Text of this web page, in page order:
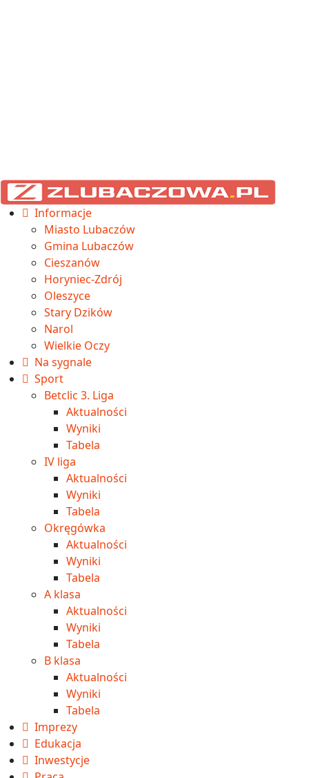
Informacje
Miasto Lubaczów
Gmina Lubaczów
Cieszanów
Horyniec-Zdrój
Oleszyce
Stary Dzików
Narol
Wielkie Oczy
Na sygnale
Sport
Betclic 3. Liga
Aktualności
Wyniki
Tabela
IV liga
Aktualności
Wyniki
Tabela
Okręgówka
Aktualności
Wyniki
Tabela
A klasa
Aktualności
Wyniki
Tabela
B klasa
Aktualności
Wyniki
Tabela
Imprezy
Edukacja
Inwestycje